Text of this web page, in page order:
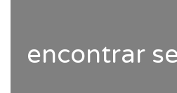
encontrar